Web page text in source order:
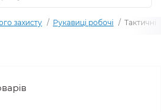
захисту Рукавиці робочі Тактичні